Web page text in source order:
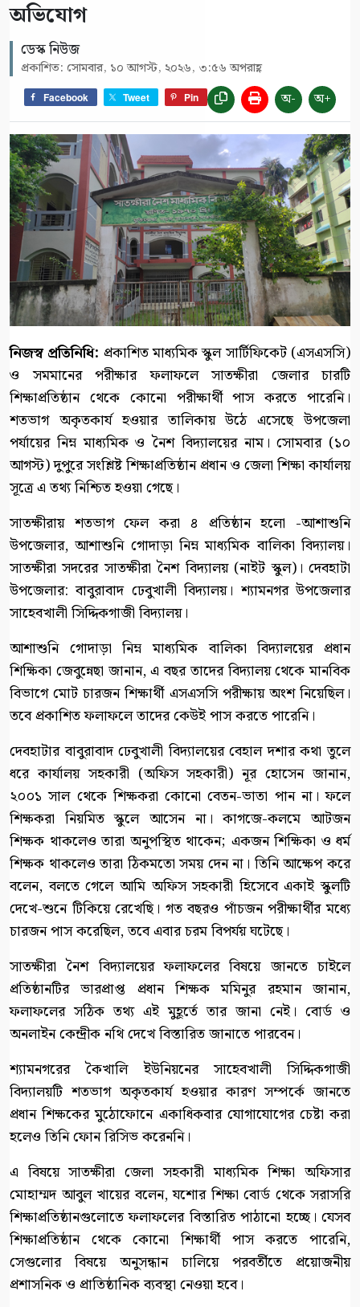
অভিযোগ
ডেস্ক নিউজ
প্রকাশিত: সোমবার, ১০ আগস্ট, ২০২৬, ৩:৫৬ অপরাহ্ণ
Facebook Tweet Pin অ- অ+
নিজস্ব প্রতিনিধি: প্রকাশিত মাধ্যমিক স্কুল সার্টিফিকেট (এসএসসি)
ও সমমানের পরীক্ষার ফলাফলে সাতক্ষীরা জেলার চারটি
শিক্ষাপ্রতিষ্ঠান থেকে কোনো পরীক্ষার্থী পাস করতে পারেনি।
শতভাগ অকৃতকার্য হওয়ার তালিকায় উঠে এসেছে উপজেলা
পর্যায়ের নিম্ন মাধ্যমিক ও নৈশ বিদ্যালয়ের নাম। সোমবার (১০
আগস্ট) দুপুরে সংশ্লিষ্ট শিক্ষাপ্রতিষ্ঠান প্রধান ও জেলা শিক্ষা কার্যালয়
সূত্রে এ তথ্য নিশ্চিত হওয়া গেছে।
সাতক্ষীরায় শতভাগ ফেল করা ৪ প্রতিষ্ঠান হলো -আশাশুনি
উপজেলার, আশাশুনি গোদাড়া নিম্ন মাধ্যমিক বালিকা বিদ্যালয়।
সাতক্ষীরা সদরের সাতক্ষীরা নৈশ বিদ্যালয় (নাইট স্কুল)। দেবহাটা
উপজেলার: বাবুরাবাদ ঢেবুখালী বিদ্যালয়। শ্যামনগর উপজেলার
সাহেবখালী সিদ্দিকগাজী বিদ্যালয়।
আশাশুনি গোদাড়া নিম্ন মাধ্যমিক বালিকা বিদ্যালয়ের প্রধান
শিক্ষিকা জেবুন্নেছা জানান, এ বছর তাদের বিদ্যালয় থেকে মানবিক
বিভাগে মোট চারজন শিক্ষার্থী এসএসসি পরীক্ষায় অংশ নিয়েছিল।
তবে প্রকাশিত ফলাফলে তাদের কেউই পাস করতে পারেনি।
দেবহাটার বাবুরাবাদ ঢেবুখালী বিদ্যালয়ের বেহাল দশার কথা তুলে
ধরে কার্যালয় সহকারী (অফিস সহকারী) নূর হোসেন জানান,
২০০১ সাল থেকে শিক্ষকরা কোনো বেতন-ভাতা পান না। ফলে
শিক্ষকরা নিয়মিত স্কুলে আসেন না। কাগজে-কলমে আটজন
শিক্ষক থাকলেও তারা অনুপস্থিত থাকেন; একজন শিক্ষিকা ও ধর্ম
শিক্ষক থাকলেও তারা ঠিকমতো সময় দেন না। তিনি আক্ষেপ করে
বলেন, বলতে গেলে আমি অফিস সহকারী হিসেবে একাই স্কুলটি
দেখে-শুনে টিকিয়ে রেখেছি। গত বছরও পাঁচজন পরীক্ষার্থীর মধ্যে
চারজন পাস করেছিল, তবে এবার চরম বিপর্যয় ঘটেছে।
সাতক্ষীরা নৈশ বিদ্যালয়ের ফলাফলের বিষয়ে জানতে চাইলে
প্রতিষ্ঠানটির ভারপ্রাপ্ত প্রধান শিক্ষক মমিনুর রহমান জানান,
ফলাফলের সঠিক তথ্য এই মুহূর্তে তার জানা নেই। বোর্ড ও
অনলাইন কেন্দ্রীক নথি দেখে বিস্তারিত জানাতে পারবেন।
শ্যামনগরের কৈখালি ইউনিয়নের সাহেবখালী সিদ্দিকগাজী
বিদ্যালয়টি শতভাগ অকৃতকার্য হওয়ার কারণ সম্পর্কে জানতে
প্রধান শিক্ষকের মুঠোফোনে একাধিকবার যোগাযোগের চেষ্টা করা
হলেও তিনি ফোন রিসিভ করেননি।
এ বিষয়ে সাতক্ষীরা জেলা সহকারী মাধ্যমিক শিক্ষা অফিসার
মোহাম্মদ আবুল খায়ের বলেন, যশোর শিক্ষা বোর্ড থেকে সরাসরি
শিক্ষাপ্রতিষ্ঠানগুলোতে ফলাফলের বিস্তারিত পাঠানো হচ্ছে। যেসব
শিক্ষাপ্রতিষ্ঠান থেকে কোনো শিক্ষার্থী পাস করতে পারেনি,
সেগুলোর বিষয়ে অনুসন্ধান চালিয়ে পরবর্তীতে প্রয়োজনীয়
প্রশাসনিক ও প্রাতিষ্ঠানিক ব্যবস্থা নেওয়া হবে।